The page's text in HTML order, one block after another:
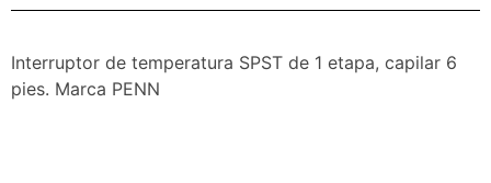
Interruptor de temperatura SPST de 1 etapa, capilar 6
pies. Marca PENN